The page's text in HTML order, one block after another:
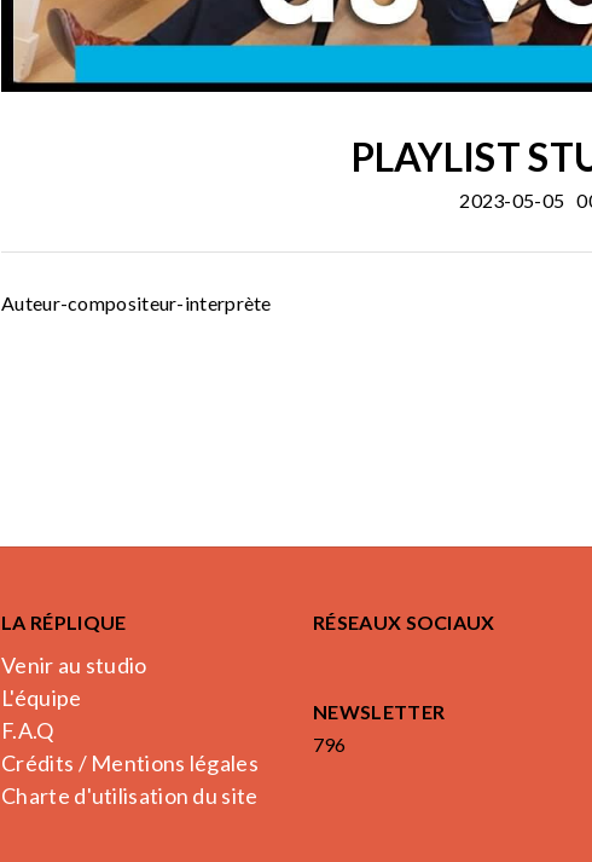
PLAYLIST
2023-05-05
Auteur-compositeur-interprète
LA RÉPLIQUE
Venir au studio
L'équipe
F.A.Q
Crédits / Mentions légales
Charte d'utilisation du site
RÉSEAUX SOCIAUX
NEWSLETTER
796